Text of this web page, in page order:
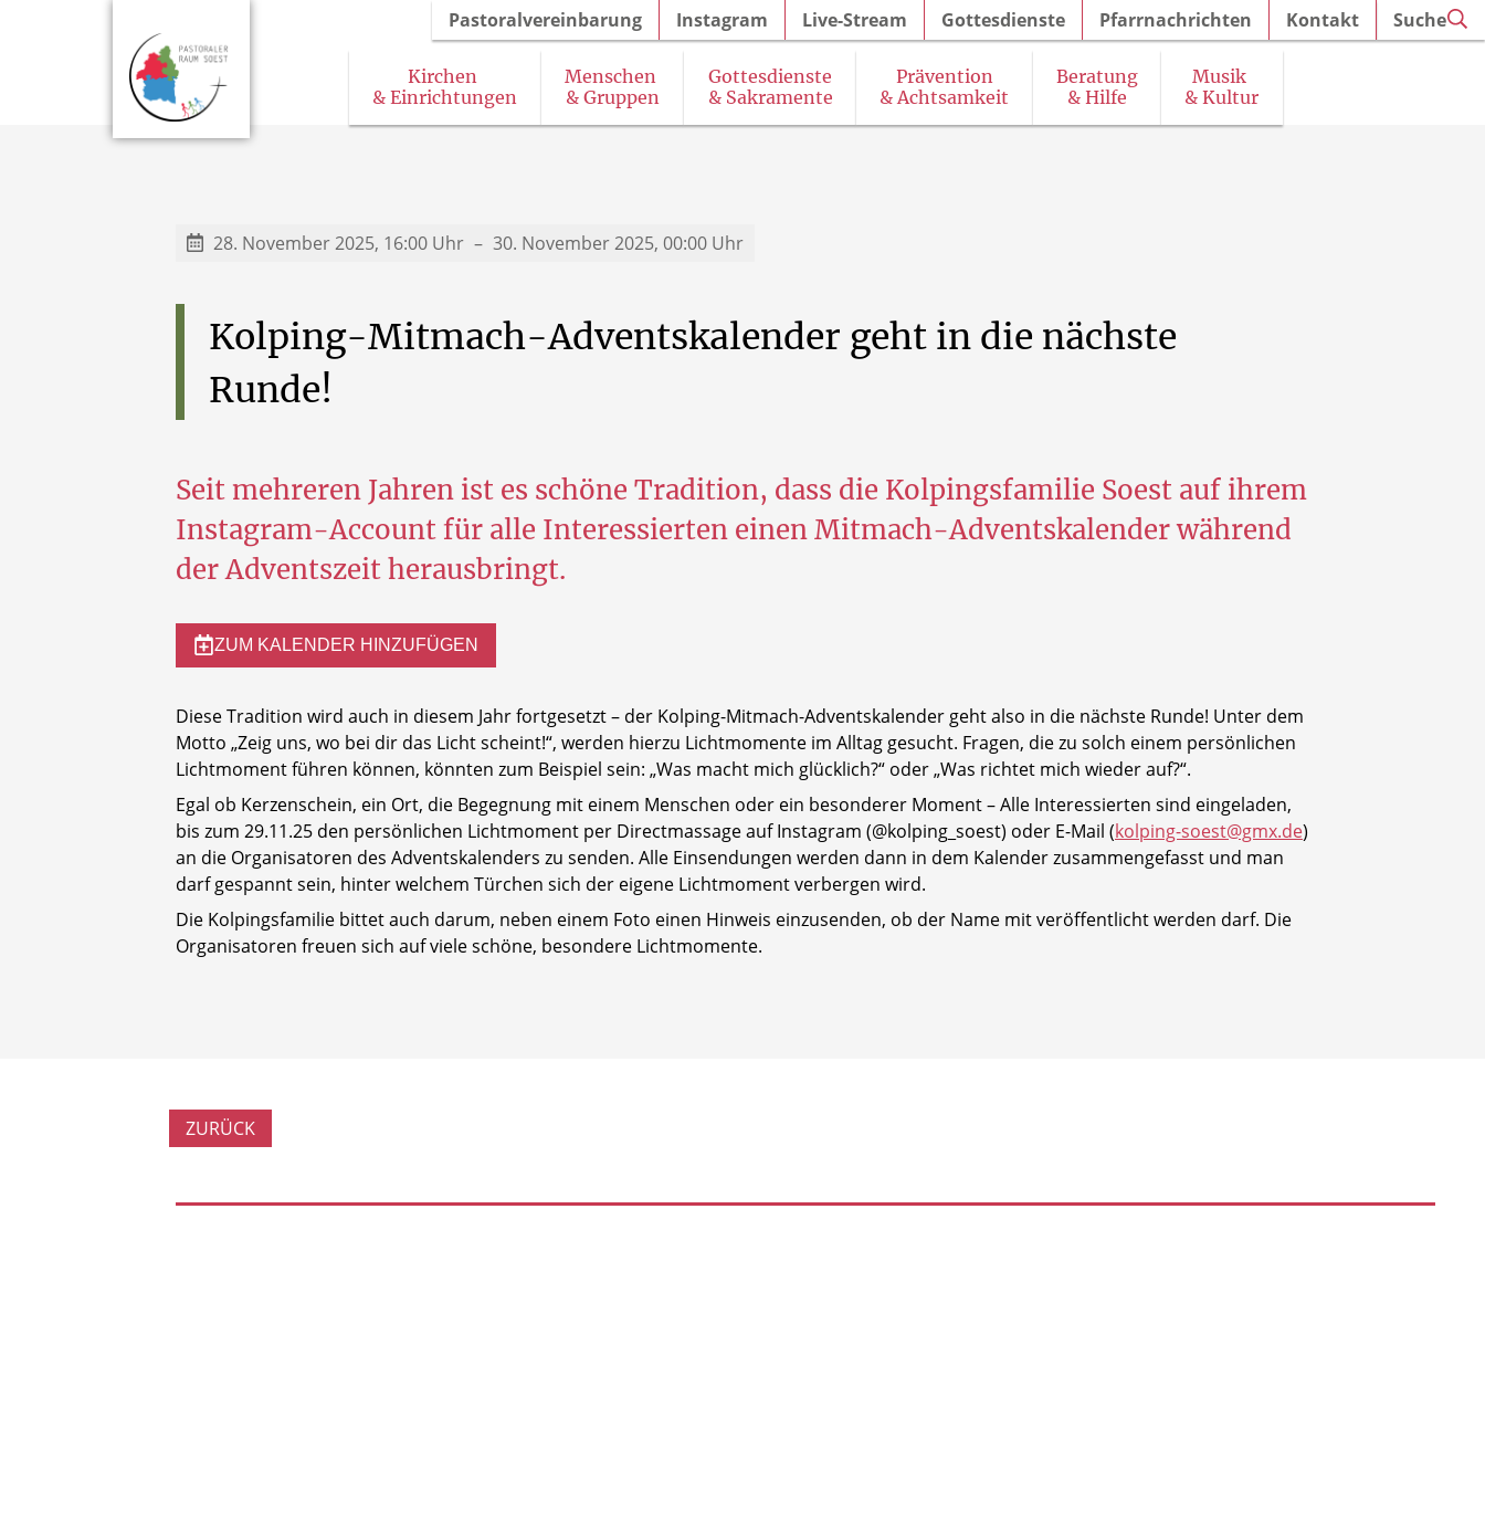
Kirchen
& Einrichtungen
Menschen
& Gruppen
Gottesdienste
& Sakramente
Prävention
& Achtsamkeit
Beratung
& Hilfe
Musik
& Kultur
Pastoralvereinbarung Instagram Live-Stream Gottesdienste Pfarrnachrichten Kontakt Suche
28. November 2025, 16:00 Uhr 30. November 2025, 00:00 Uhr
Kolping-Mitmach-Adventskalender geht in die nächste
Runde!
Seit mehreren Jahren ist es schöne Tradition, dass die Kolpingsfamilie Soest auf ihrem
Instagram-Account für alle Interessierten einen Mitmach-Adventskalender während
der Adventszeit herausbringt.
ZUM KALENDER HINZUFÜGEN
Diese Tradition wird auch in diesem Jahr fortgesetzt – der Kolping-Mitmach-Adventskalender geht also in die nächste Runde! Unter dem
Motto „Zeig uns, wo bei dir das Licht scheint!“, werden hierzu Lichtmomente im Alltag gesucht. Fragen, die zu solch einem persönlichen
Lichtmoment führen können, könnten zum Beispiel sein: „Was macht mich glücklich?“ oder „Was richtet mich wieder auf?“.
Egal ob Kerzenschein, ein Ort, die Begegnung mit einem Menschen oder ein besonderer Moment – Alle Interessierten sind eingeladen,
bis zum 29.11.25 den persönlichen Lichtmoment per Directmassage auf Instagram (@kolping_soest) oder E-Mail (kolping-soest@gmx.de)
an die Organisatoren des Adventskalenders zu senden. Alle Einsendungen werden dann in dem Kalender zusammengefasst und man
darf gespannt sein, hinter welchem Türchen sich der eigene Lichtmoment verbergen wird.
Die Kolpingsfamilie bittet auch darum, neben einem Foto einen Hinweis einzusenden, ob der Name mit veröffentlicht werden darf. Die
Organisatoren freuen sich auf viele schöne, besondere Lichtmomente.
ZURÜCK